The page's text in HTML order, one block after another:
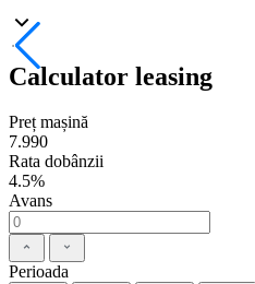
Calculator leasing
Preț mașină
7.990
Rata dobânzii
4.5%
Avans
Perioada